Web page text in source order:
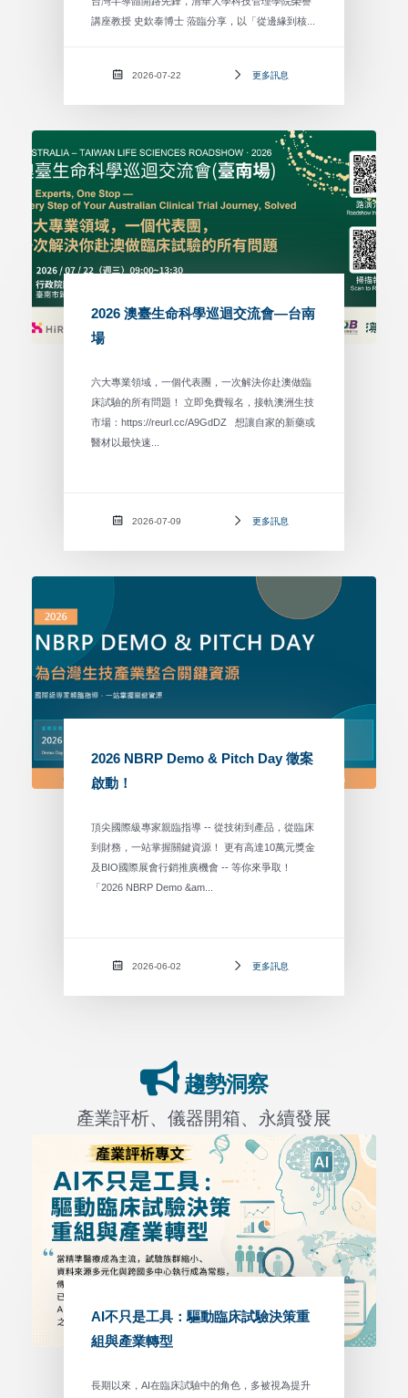
講座教授 史欽泰博士 蒞臨分享，以「從邊緣到核...
2026-07-22 更多訊息
2026 澳臺生命科學巡迴交流會—台南
場
六大專業領域，一個代表團，一次解決你赴澳做臨
床試驗的所有問題！ 立即免費報名，接軌澳洲生技
市場：https://reurl.cc/A9GdDZ 想讓自家的新藥或
醫材以最快速...
2026-07-09 更多訊息
2026 NBRP Demo & Pitch Day 徵案
啟動！
頂尖國際級專家親臨指導 -- 從技術到產品，從臨床
到財務，一站掌握關鍵資源！ 更有高達10萬元獎金
及BIO國際展會行銷推廣機會 -- 等你來爭取！
「2026 NBRP Demo &am...
2026-06-02 更多訊息
趨勢洞察
產業評析、儀器開箱、永續發展
AI不只是工具：驅動臨床試驗決策重
組與產業轉型
長期以來，AI在臨床試驗中的角色，多被視為提升